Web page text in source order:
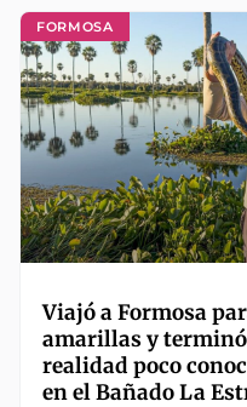
FORMOSA
Viajó a Formosa
amarillas y
realidad poco
en el Bañado La